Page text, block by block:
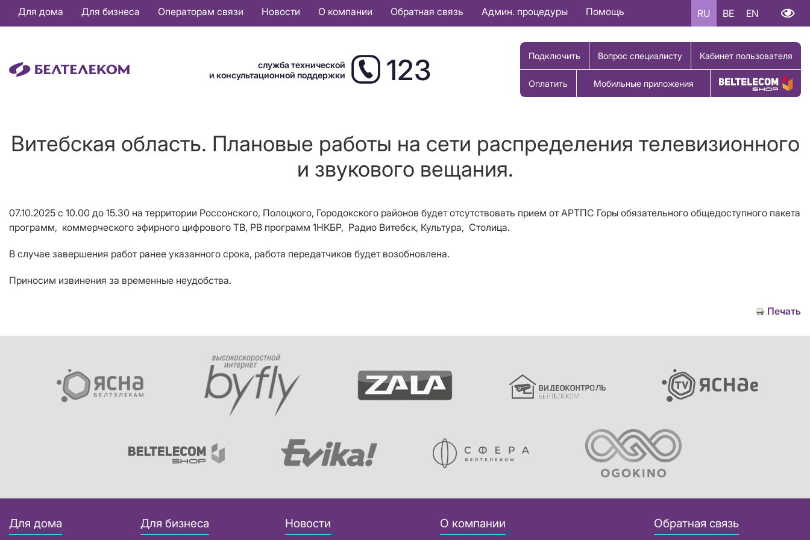
Основная
навигация
Для дома Для бизнеса Операторам связи Новости О компании Обратная связь Админ. процедуры Помощь RU BE EN
служба технической
и консультационной поддержки
123 Подключить Вопрос специалисту Кабинет пользователя
Оплатить Мобильные приложения Купить товар
Витебская область. Плановые работы на сети распределения телевизионного
и звукового вещания.
07.10.2025 c 10.00 до 15.30 на территории Россонского, Полоцкого, Городокского районов будет отсутствовать прием от АРТПС Горы обязательного общедоступного пакета
программ, коммерческого эфирного цифрового ТВ, РВ программ 1НКБР, Радио Витебск, Культура, Столица.
В случае завершения работ ранее указанного срока, работа передатчиков будет возобновлена.
Приносим извинения за временные неудобства.
Печать
Для дома Для бизнеса Новости О компании Обратная связь